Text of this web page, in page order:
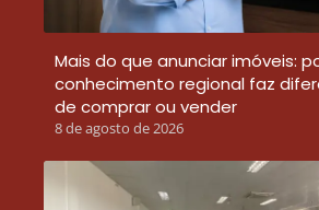
Mais do que anunciar imóveis:
conhecimento regional faz
de comprar ou vender
8 de agosto de 2026